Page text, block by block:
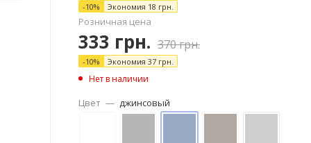
-10% Экономия 18 грн.
Розничная цена
333 грн. 370грн.
-10% Экономия 37 грн.
Нет в наличии
Цвет — джинсовый